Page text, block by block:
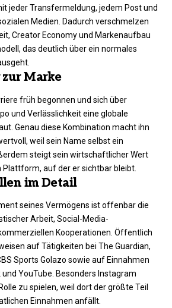
jeder Transfermeldung, jedem Post und
Medien. Dadurch verschmelzen
Creator Economy und Markenaufbau
das deutlich über ein normales
Marke
früh begonnen und sich über
und Verlässlichkeit eine globale
Genau diese Kombination macht ihn
weil sein Name selbst ein
steigt sein wirtschaftlicher Wert
auf der er sichtbar bleibt.
im Detail
seines Vermögens ist offenbar die
Arbeit, Social-Media-
Kooperationen. Öffentlich
auf Tätigkeiten bei The Guardian,
Sports Golazo sowie auf Einnahmen
YouTube. Besonders Instagram
zu spielen, weil dort der größte Teil
Einnahmen anfällt.